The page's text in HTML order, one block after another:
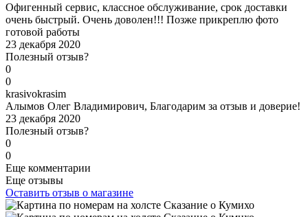
Офигенный сервис, классное обслуживание, срок доставки
очень быстрый. Очень доволен!!! Позже прикреплю фото
готовой работы
23 декабря 2020
Полезный отзыв?
0
0
krasivokrasim
Алымов Олег Владимирович, Благодарим за отзыв и доверие!
23 декабря 2020
Полезный отзыв?
0
0
Еще комментарии
Еще отзывы
Оставить отзыв о магазине